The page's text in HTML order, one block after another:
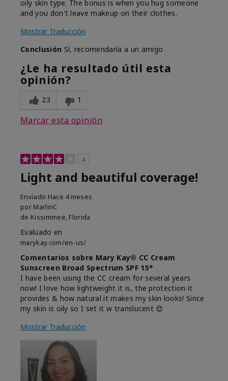
oily skin type. The bonus is when you hug someone
and you don't leave makeup on their clothes.
Mostrar Traducción
Conclusión Sí, recomendaría a un amigo
¿Le ha resultado útil esta
opinión?
23 1
Marcar esta opinión
4
Light and beautiful coverage!
Enviado Hace 4 meses
por MarlinC
de Kissimmee, Florida
Evaluado en
marykay.com/en-us/
Comentarios sobre Mary Kay® CC Cream
Sunscreen Broad Spectrum SPF 15*
I have been using the CC cream for several years
now! I love how lightweight it is, the protection it
provides & how natural it makes my skin looks! Since
my skin is oily so I set it w translucent 😍
Mostrar Traducción